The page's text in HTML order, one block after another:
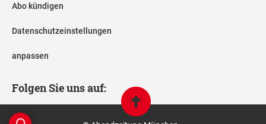
Abo kündigen
Datenschutzeinstellungen
anpassen
Folgen Sie uns auf: